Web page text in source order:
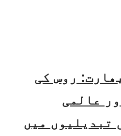
روس کی
عالمی
تبدیلیوں میں